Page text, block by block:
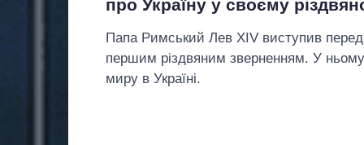
про Україну у своєму
Папа Римський Лев XIV виступив перед
першим різдвяним зверненням. У
миру в Україні.